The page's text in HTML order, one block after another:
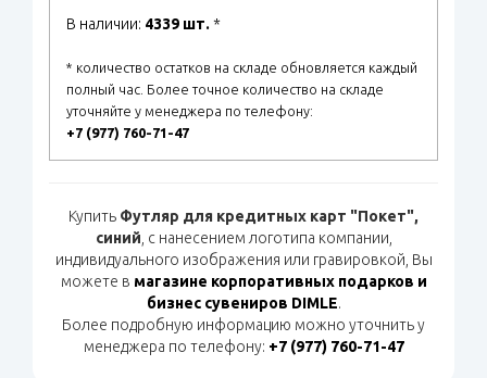
В наличии: 4339 шт. *
* количество остатков на складе обновляется каждый
полный час. Более точное количество на складе
уточняйте у менеджера по телефону:
+7 (977) 760-71-47
Купить Футляр для кредитных карт "Покет",
синий, с нанесением логотипа компании,
индивидуального изображения или гравировкой, Вы
можете в магазине корпоративных подарков и
бизнес сувениров DIMLE.
Более подробную информацию можно уточнить у
менеджера по телефону: +7 (977) 760-71-47